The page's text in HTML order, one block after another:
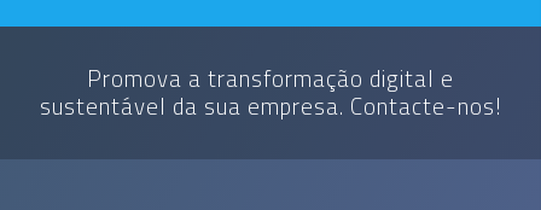
Promova a transformação digital e
sustentável da sua empresa. Contacte-nos!